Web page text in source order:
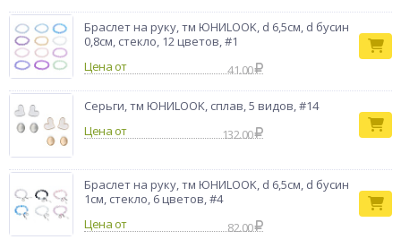
Браслет на руку, тм ЮНИLOOK, d 6,5см, d бусин
0,8см, стекло, 12 цветов, #1
Цена от
41.00
Серьги, тм ЮНИLOOK, сплав, 5 видов, #14
Цена от
132.00
Браслет на руку, тм ЮНИLOOK, d 6,5см, d бусин
1см, стекло, 6 цветов, #4
Цена от
82.00